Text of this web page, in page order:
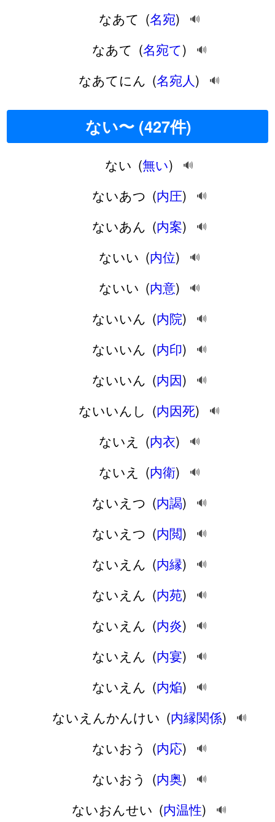
なあて (名宛) 🔊
なあて (名宛て) 🔊
なあてにん (名宛人) 🔊
ない〜 (427件)
ない (無い) 🔊
ないあつ (内圧) 🔊
ないあん (内案) 🔊
ないい (内位) 🔊
ないい (内意) 🔊
ないいん (内院) 🔊
ないいん (内印) 🔊
ないいん (内因) 🔊
ないいんし (内因死) 🔊
ないえ (内衣) 🔊
ないえ (内衛) 🔊
ないえつ (内謁) 🔊
ないえつ (内閲) 🔊
ないえん (内縁) 🔊
ないえん (内苑) 🔊
ないえん (内炎) 🔊
ないえん (内宴) 🔊
ないえん (内焔) 🔊
ないえんかんけい (内縁関係) 🔊
ないおう (内応) 🔊
ないおう (内奥) 🔊
ないおんせい (内温性) 🔊